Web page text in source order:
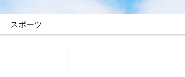
スポーツ